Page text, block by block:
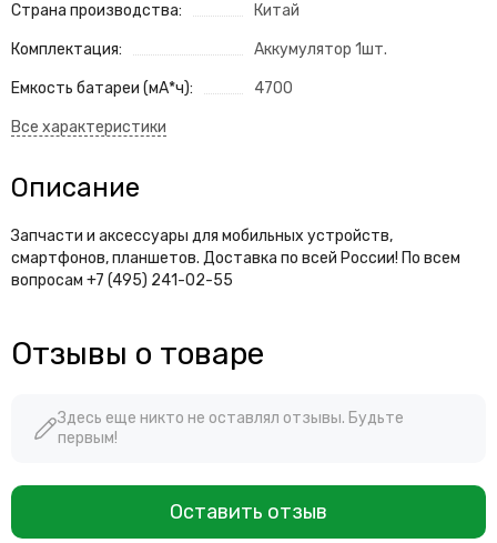
Страна производства: Китай
Комплектация: Аккумулятор 1шт.
Емкость батареи (мА*ч): 4700
Описание
Запчасти и аксессуары для мобильных устройств,
смартфонов, планшетов. Доставка по всей России! По всем
вопросам +7 (495) 241-02-55
Отзывы о товаре
Здесь еще никто не оставлял отзывы. Будьте
первым!
Оставить отзыв